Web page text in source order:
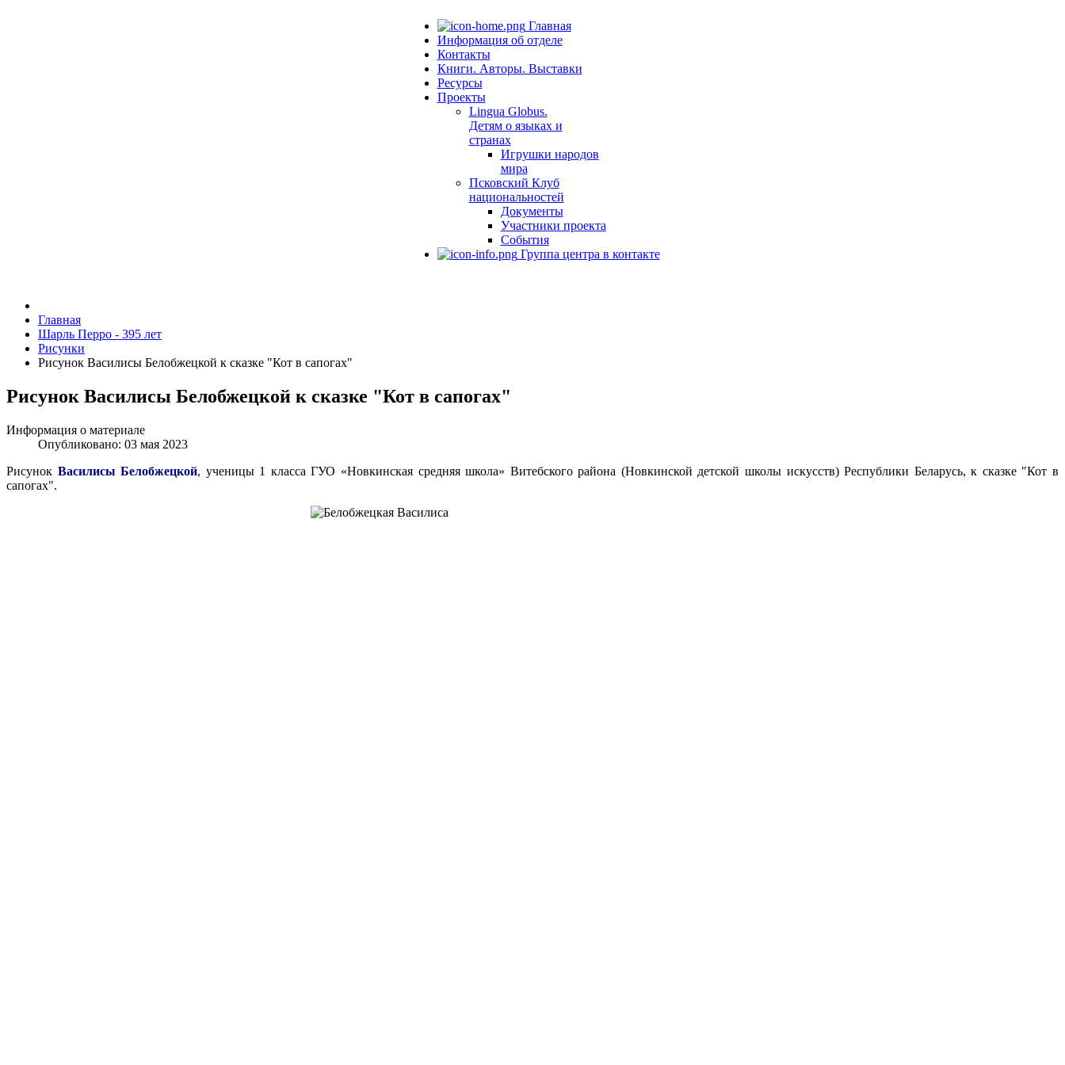
Главная
Информация об отделе
Контакты
Книги. Авторы. Выставки
Ресурсы
Проекты
Lingua Globus.
Детям о языках и
странах
Игрушки народов
мира
Псковский Клуб
национальностей
Документы
Участники проекта
События
Группа центра в контакте
Главная
Шарль Перро - 395 лет
Рисунки
Рисунок Василисы Белобжецкой к сказке "Кот в сапогах"
Рисунок Василисы Белобжецкой к сказке "Кот в сапогах"
Информация о материале
Опубликовано: 03 мая 2023
Рисунок Василисы Белобжецкой, ученицы 1 класса ГУО «Новкинская средняя школа» Витебского района (Новкинской детской школы искусств) Республики Беларусь, к сказке "Кот в
сапогах".